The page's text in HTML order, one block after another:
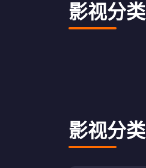
影视分类
影视分类